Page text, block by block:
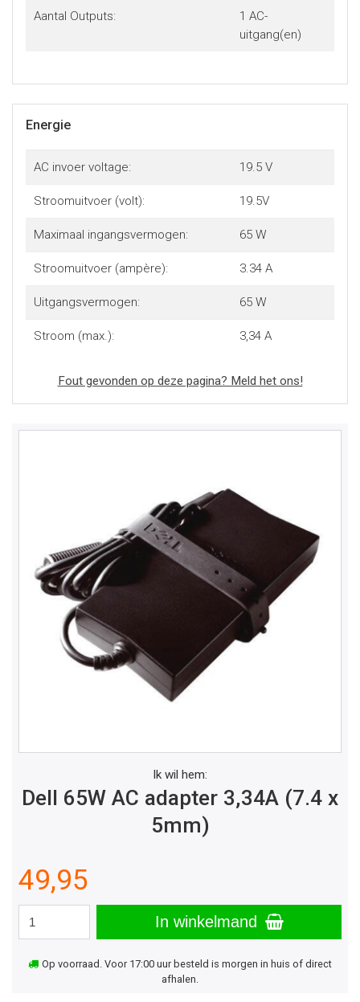
Aantal Outputs:
1 AC-
uitgang(en)
Energie
AC invoer voltage: 19.5 V
Stroomuitvoer (volt): 19.5V
Maximaal ingangsvermogen: 65 W
Stroomuitvoer (ampère): 3.34 A
Uitgangsvermogen: 65 W
Stroom (max.): 3,34 A
Fout gevonden op deze pagina? Meld het ons!
Ik wil hem:
Dell 65W AC adapter 3,34A (7.4 x
5mm)
49,95
In winkelmand
Op voorraad. Voor 17:00 uur besteld is morgen in huis of direct
afhalen.